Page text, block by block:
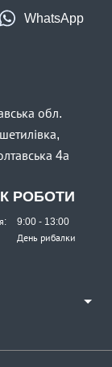
17 шт.
№ 7
обл.
4а
РОБОТИ
9:00 - 13:00
День рибалки
WhatsApp